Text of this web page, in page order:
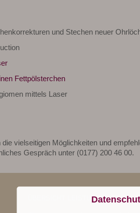
und Stechen neuer
Fettpölsterchen
mittels Laser
vielseitigen Möglichkeiten und
Gespräch unter (0177) 200 46 00.
ÜBERSICHT LEISTUNGEN BEI